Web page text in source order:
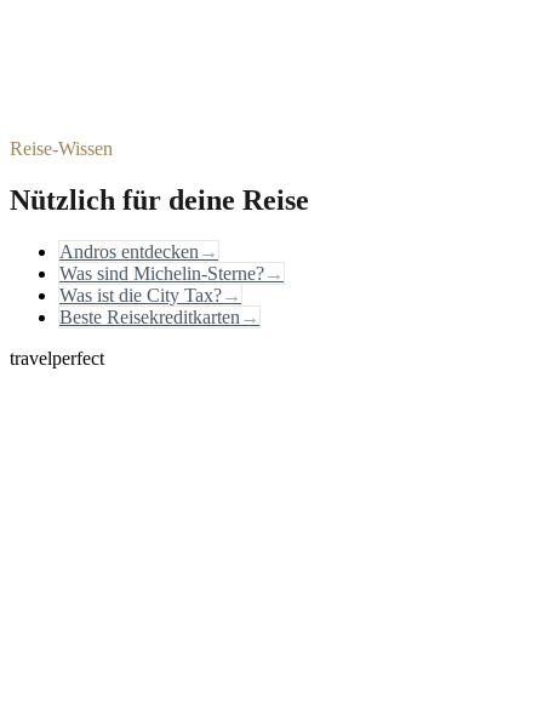
Reise-Wissen
Nützlich für deine Reise
Andros entdecken →
Was sind Michelin-Sterne?→
Was ist die City Tax?→
Beste Reisekreditkarten →
travelperfect